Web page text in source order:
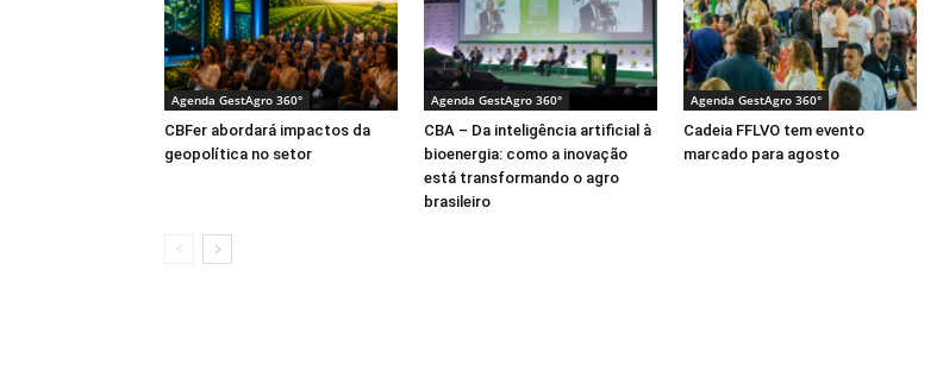
Agenda GestAgro 360°
CBFer abordará impactos da
geopolítica no setor
Agenda GestAgro 360°
CBA – Da inteligência artificial à
bioenergia: como a inovação
está transformando o agro
brasileiro
Agenda GestAgro 360°
Cadeia FFLVO tem evento
marcado para agosto